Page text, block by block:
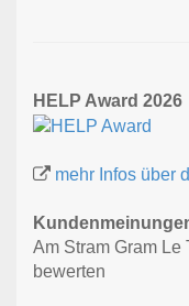
HELP Award 2026
mehr Infos über
Am Stram Gram Le
bewerten